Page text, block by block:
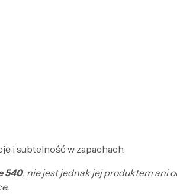
i subtelność w zapachach.
540, nie jest jednak jej produktem ani